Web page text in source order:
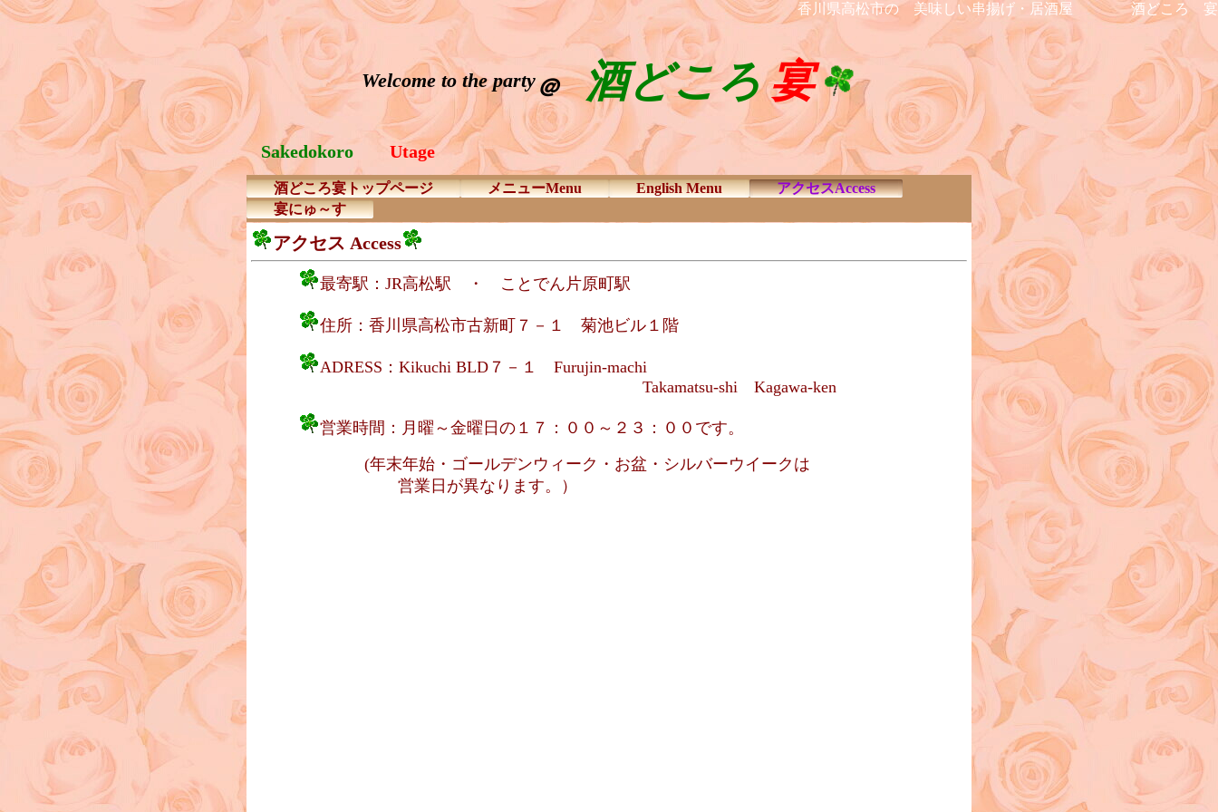
香川県高松市の 美味しい串揚げ・居酒屋 酒どころ 宴
Welcome to the party ＠ 酒どころ宴
Sakedokoro Utage
酒どころ宴トップページ メニューMenu English Menu
アクセスAccess
宴にゅ～す
アクセス Access
最寄駅：JR高松駅 ・ ことでん片原町駅
住所：香川県高松市古新町７－１ 菊池ビル１階
ADRESS：Kikuchi BLD７－１ Furujin-machi
Takamatsu-shi Kagawa-ken
営業時間：月曜～金曜日の１７：００～２３：００です。
(年末年始・ゴールデンウィーク・お盆・シルバーウイークは
営業日が異なります。）